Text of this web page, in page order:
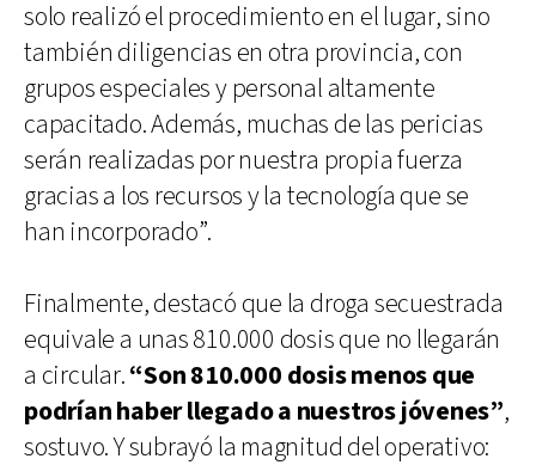
solo realizó el procedimiento en el lugar, sino
también diligencias en otra provincia, con
grupos especiales y personal altamente
capacitado. Además, muchas de las pericias
serán realizadas por nuestra propia fuerza
gracias a los recursos y la tecnología que se
han incorporado”.
Finalmente, destacó que la droga secuestrada
equivale a unas 810.000 dosis que no llegarán
a circular.“Son 810.000 dosis menos que
podrían haber llegado a nuestros jóvenes”,
sostuvo. Y subrayó la magnitud del operativo: